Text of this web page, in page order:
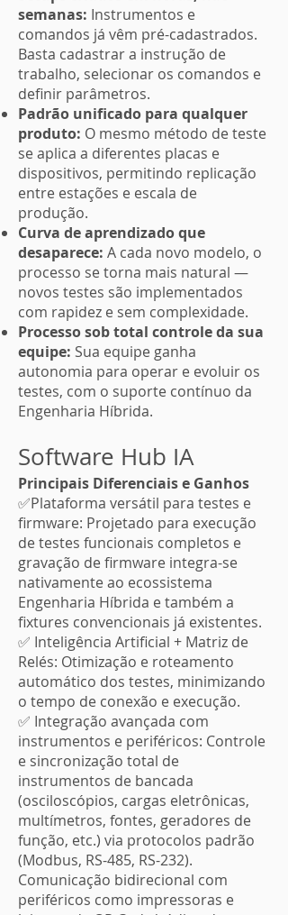
semanas: Instrumentos e
comandos já vêm pré-cadastrados.
Basta cadastrar a instrução de
trabalho, selecionar os comandos e
definir parâmetros.
Padrão unificado para qualquer
produto: O mesmo método de teste
se aplica a diferentes placas e
dispositivos, permitindo replicação
entre estações e escala de
produção.
Curva de aprendizado que
desaparece: A cada novo modelo, o
processo se torna mais natural —
novos testes são implementados
com rapidez e sem complexidade.
Processo sob total controle da sua
equipe: Sua equipe ganha
autonomia para operar e evoluir os
testes, com o suporte contínuo da
Engenharia Híbrida.
Software Hub IA
Principais Diferenciais e Ganhos
✅Plataforma versátil para testes e
firmware: Projetado para execução
de testes funcionais completos e
gravação de firmware integra-se
nativamente ao ecossistema
Engenharia Híbrida e também a
fixtures convencionais já existentes.
✅ Inteligência Artificial + Matriz de
Relés: Otimização e roteamento
automático dos testes, minimizando
o tempo de conexão e execução.
✅ Integração avançada com
instrumentos e periféricos: Controle
e sincronização total de
instrumentos de bancada
(osciloscópios, cargas eletrônicas,
multímetros, fontes, geradores de
função, etc.) via protocolos padrão
(Modbus, RS-485, RS-232).
Comunicação bidirecional com
periféricos como impressoras e